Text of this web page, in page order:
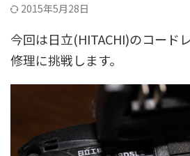
2015年5月28日
今回は日立(HITACHI)のコード
修理に挑戦します。